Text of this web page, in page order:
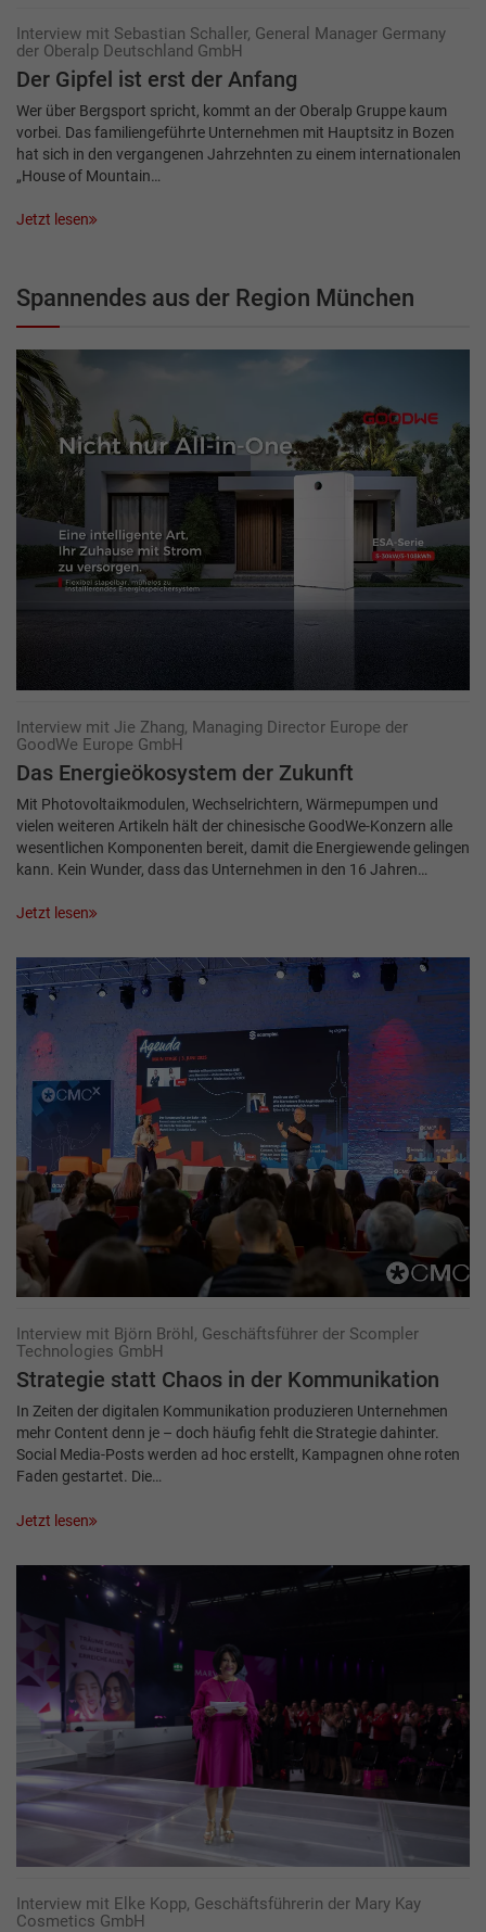
Interview mit Sebastian Schaller, General Manager Germany
der Oberalp Deutschland GmbH
Der Gipfel ist erst der Anfang
Wer über Bergsport spricht, kommt an der Oberalp Gruppe kaum
vorbei. Das familiengeführte Unternehmen mit Hauptsitz in Bozen
hat sich in den vergangenen Jahrzehnten zu einem internationalen
„House of Mountain…
Jetzt lesen
Spannendes aus der Region München
Interview mit Jie Zhang, Managing Director Europe der
GoodWe Europe GmbH
Das Energieökosystem der Zukunft
Mit Photovoltaikmodulen, Wechselrichtern, Wärmepumpen und
vielen weiteren Artikeln hält der chinesische GoodWe-Konzern alle
wesentlichen Komponenten bereit, damit die Energiewende gelingen
kann. Kein Wunder, dass das Unternehmen in den 16 Jahren…
Jetzt lesen
Interview mit Björn Bröhl, Geschäftsführer der Scompler
Technologies GmbH
Strategie statt Chaos in der Kommunikation
In Zeiten der digitalen Kommunikation produzieren Unternehmen
mehr Content denn je – doch häufig fehlt die Strategie dahinter.
Social Media-Posts werden ad hoc erstellt, Kampagnen ohne roten
Faden gestartet. Die…
Jetzt lesen
Interview mit Elke Kopp, Geschäftsführerin der Mary Kay
Cosmetics GmbH